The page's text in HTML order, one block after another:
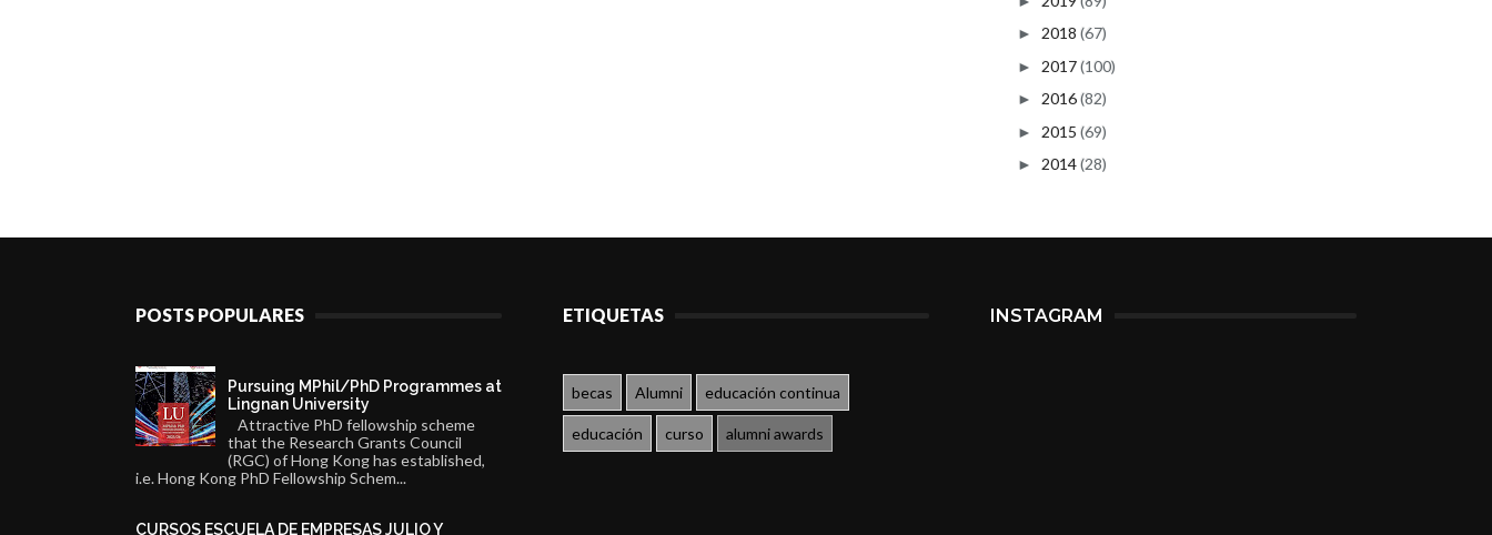
► 2018 (67)
► 2017(100)
► 2016(82)
► 2015 (69)
► 2014(28)
POSTS POPULARES
Pursuing MPhil/PhD Programmes at
Lingnan University
Attractive PhD fellowship scheme
that the Research Grants Council
(RGC) of Hong Kong has established,
i.e. Hong Kong PhD Fellowship Schem...
CURSOS ESCUELA DE EMPRESAS JULIO Y
ETIQUETAS
becas Alumni educación continua
educación curso alumni awards
INSTAGRAM